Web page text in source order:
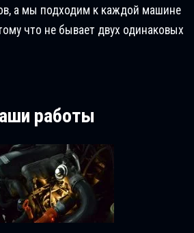
а мы подходим к каждой машине
что не бывает двух одинаковых
работы